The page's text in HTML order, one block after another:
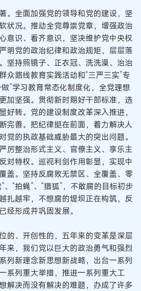
。全面加强党的领导和党的建设，坚
状况。推动全党尊崇党章，增强政治
意识、看齐意识，坚决维护党中央权
明党的政治纪律和政治规矩，层层落
坚持照镜子、正衣冠、洗洗澡、治治
众路线教育实践活动和“三严三实”专
”学习教育常态化制度化，全党理想
加坚强。贯彻新时期好干部标准，选
好转。党的建设制度改革深入推进，
完善。把纪律挺在前面，着力解决人
党的执政基础威胁最大的突出问题。
厉整治形式主义、官僚主义、享乐主
对特权。巡视利剑作用彰显，实现中
盖。坚持反腐败无禁区、全覆盖、零
、“拍蝇”、“猎狐”，不敢腐的目标初步
扎越牢，不想腐的堤坝正在构筑，反
经形成并巩固发展。
的、开创性的，五年来的变革是深层
来，我们党以巨大的政治勇气和强烈
列新理念新思想新战略，出台一系列
系列重大举措，推进一系列重大工
解决而没有解决的难题，办成了许多